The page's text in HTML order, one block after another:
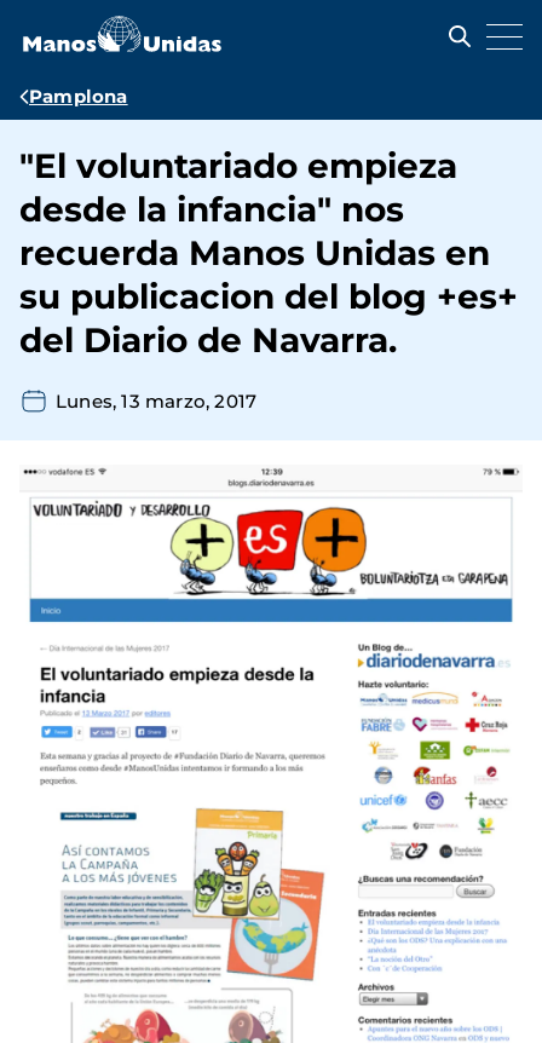
contenido
Ruta
navegación
Pamplona
"El voluntariado empieza
desde la infancia" nos
recuerda Manos Unidas en
su publicacion del blog +es+
del Diario de Navarra.
Lunes, 13 marzo, 2017